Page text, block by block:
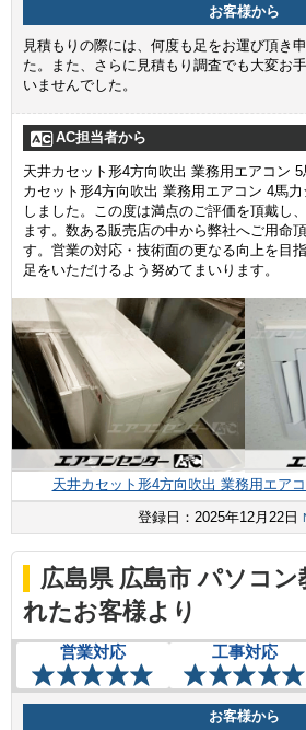
お客様から
見積もりの際には、何度も足をお運び頂き
た。また、さらに見積もり調査でも大変お
いませんでした。
AC担当者から
天井カセット形4方向吹出 業務用エアコン
カセット形4方向吹出 業務用エアコン 4馬
しました。この度は満点のご評価を頂戴し
ます。数ある販売店の中から弊社へご用命
す。営業の対応・技術面の更なる向上を目
足をいただけるよう努めてまいります。
天井カセット形4方向吹出 業務用エア
登録日：2025年12月22日
広島県 広島市 パソコン
れたお客様より
営業対応 工事対応
お客様から